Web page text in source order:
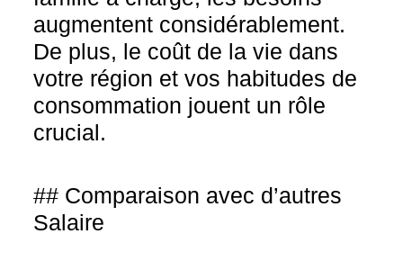
augmentent considérablement.
De plus, le coût de la vie dans
votre région et vos habitudes de
consommation jouent un rôle
crucial.
## Comparaison avec d’autres
Salaire